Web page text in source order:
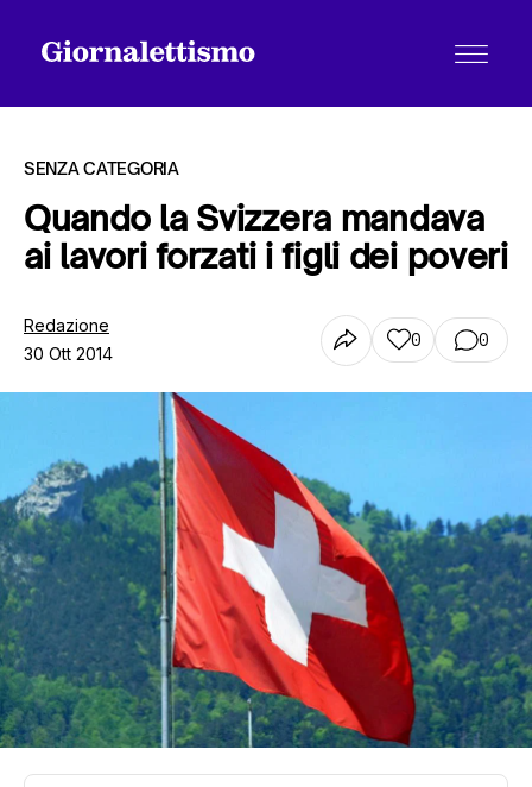
Tutti gli articoli
Chi siamo
SENZA CATEGORIA
Quando la Svizzera mandava
ai lavori forzati i figli dei poveri
Redazione
30 Ott 2014
0 0